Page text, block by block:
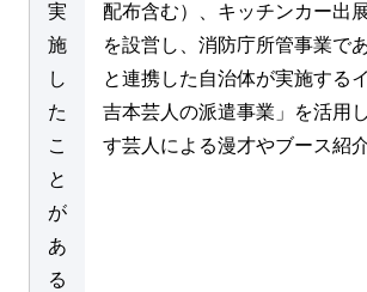
実
施
し
た
こ
と
が
あ
る
配布含む）、キッチンカー出
を設営し、消防庁所管事業で
と連携した自治体が実施する
吉本芸人の派遣事業」を活用
す芸人による漫才やブース紹